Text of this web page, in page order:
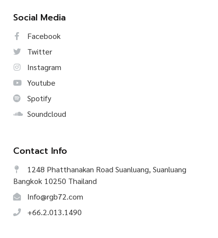
Social Media
Facebook
Twitter
Instagram
Youtube
Spotify
Soundcloud
Contact Info
1248 Phatthanakan Road Suanluang, Suanluang
Bangkok 10250 Thailand
Info@rgb72.com
+66.2.013.1490